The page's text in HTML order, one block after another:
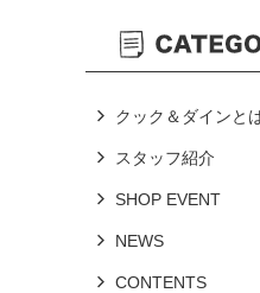
クック＆ダインと
スタッフ紹介
SHOP EVENT
NEWS
CONTENTS